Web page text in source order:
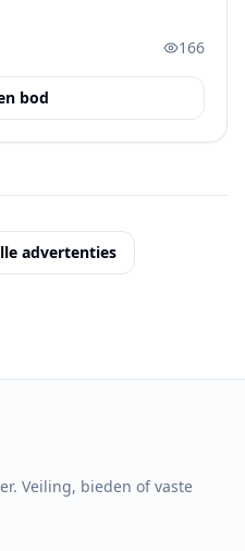
166
bod
advertenties
Veiling, bieden of vaste